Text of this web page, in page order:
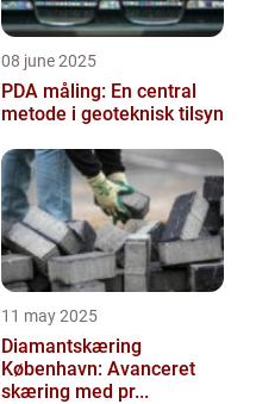
08 june 2025
PDA måling: En central
metode i geoteknisk tilsyn
11 may 2025
Diamantskæring
København: Avanceret
skæring med pr...